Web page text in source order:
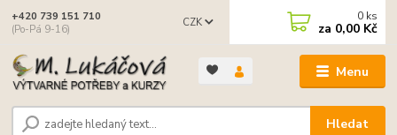
Menu
CZK
Hledat
+420 739 151 710
(Po-Pá 9-16)
0 ks
za 0,00 Kč